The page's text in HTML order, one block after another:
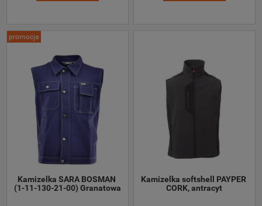
Kamizelka SARA BOSMAN
(1-11-130-21-00) Granatowa
promocja
Kamizelka softshell PAYPER
CORK, antracyt